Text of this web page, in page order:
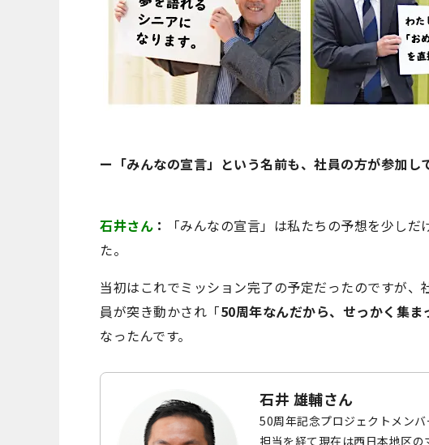
ー「みんなの宣言」という名前も、社員の方が参加し
石井さん ：
「みんなの宣言」は私たちの予想を少し
た。
当初はこれでミッション完了の予定だったのですが
員が突き動かされ「50周年なんだから、せっかく集
なったんです。
石井 雄輔さん
50周年記念プロジェクトメン
担当を経て現在は西日本地区の